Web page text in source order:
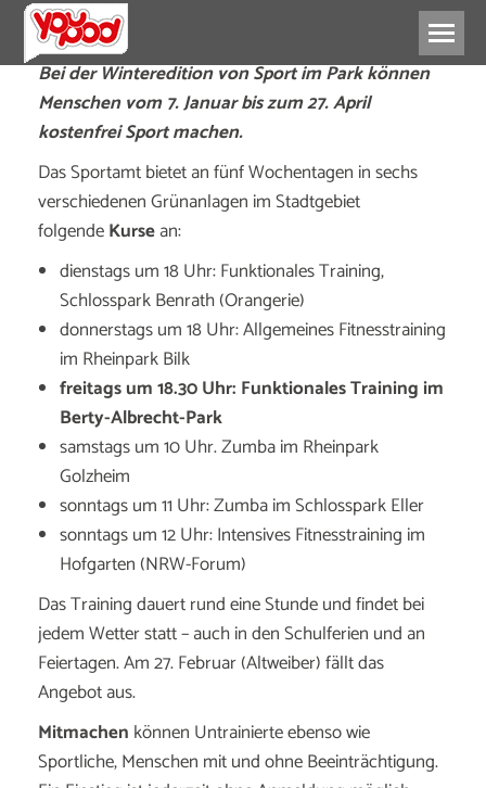
Bei der Winteredition von Sport im Park können
Menschen vom 7. Januar bis zum 27. April
kostenfrei Sport machen.
Das Sportamt bietet an fünf Wochentagen in sechs
verschiedenen Grünanlagen im Stadtgebiet
folgendeKursean:
dienstags um 18 Uhr: Funktionales Training,
Schlosspark Benrath (Orangerie)
donnerstags um 18 Uhr: Allgemeines Fitnesstraining
im Rheinpark Bilk
freitags um 18.30 Uhr: Funktionales Training im
Berty-Albrecht-Park
samstags um 10 Uhr. Zumba im Rheinpark
Golzheim
sonntags um 11 Uhr: Zumba im Schlosspark Eller
sonntags um 12 Uhr: Intensives Fitnesstraining im
Hofgarten (NRW-Forum)
Das Training dauert rund eine Stunde und findet bei
jedem Wetter statt – auch in den Schulferien und an
Feiertagen. Am 27. Februar (Altweiber) fällt das
Angebot aus.
Mitmachen können Untrainierte ebenso wie
Sportliche, Menschen mit und ohne Beeinträchtigung.